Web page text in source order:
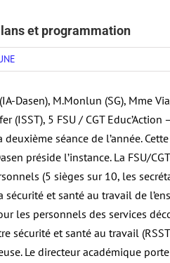
et programmation
Dasen), M.Monlun (SG), Mme
(ISST), 5 FSU / CGT Educ’Action
deuxième séance de l’année.
préside l’instance. La FSU/
(5 sièges sur 10, les
et santé au travail de
les personnels des services
sécurité et santé au travail
Le directeur académique